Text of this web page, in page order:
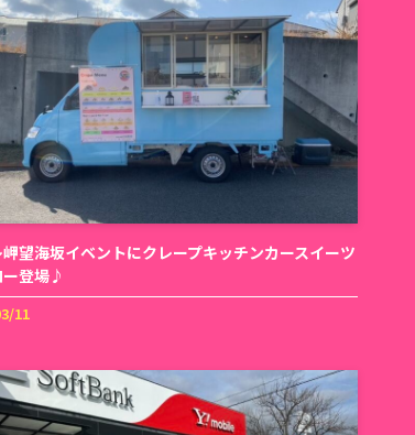
岬望海坂イベントにクレープキッチンカースイーツ
ー登場♪
11